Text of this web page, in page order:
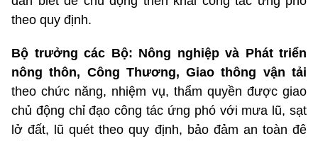
theo quy định.
Bộ trưởng các Bộ: Nông nghiệp và Phát triển
nông thôn, Công Thương, Giao thông vận tải
theo chức năng, nhiệm vụ, thẩm quyền được giao
chủ động chỉ đạo công tác ứng phó với mưa lũ, sạt
lở đất, lũ quét theo quy định, bảo đảm an toàn đê